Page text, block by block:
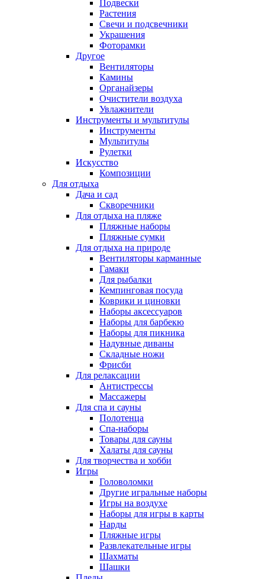
Подвески
Растения
Свечи и подсвечники
Украшения
Фоторамки
Другое
Вентиляторы
Камины
Органайзеры
Очистители воздуха
Увлажнители
Инструменты и мультитулы
Инструменты
Мультитулы
Рулетки
Искусство
Композиции
Для отдыха
Дача и сад
Скворечники
Для отдыха на пляже
Пляжные наборы
Пляжные сумки
Для отдыха на природе
Вентиляторы карманные
Гамаки
Для рыбалки
Кемпинговая посуда
Коврики и циновки
Наборы аксессуаров
Наборы для барбекю
Наборы для пикника
Надувные диваны
Складные ножи
Фрисби
Для релаксации
Антистрессы
Массажеры
Для спа и сауны
Полотенца
Спа-наборы
Товары для сауны
Халаты для сауны
Для творчества и хобби
Игры
Головоломки
Другие игральные наборы
Игры на воздухе
Наборы для игры в карты
Нарды
Пляжные игры
Развлекательные игры
Шахматы
Шашки